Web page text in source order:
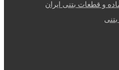
و قطعات بتنی ایران